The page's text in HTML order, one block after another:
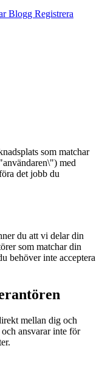
Blogg Registrera
som matchar
med
det jobb du
du att vi delar din
som matchar din
behöver inte acceptera
mellan dig och
ansvarar inte för